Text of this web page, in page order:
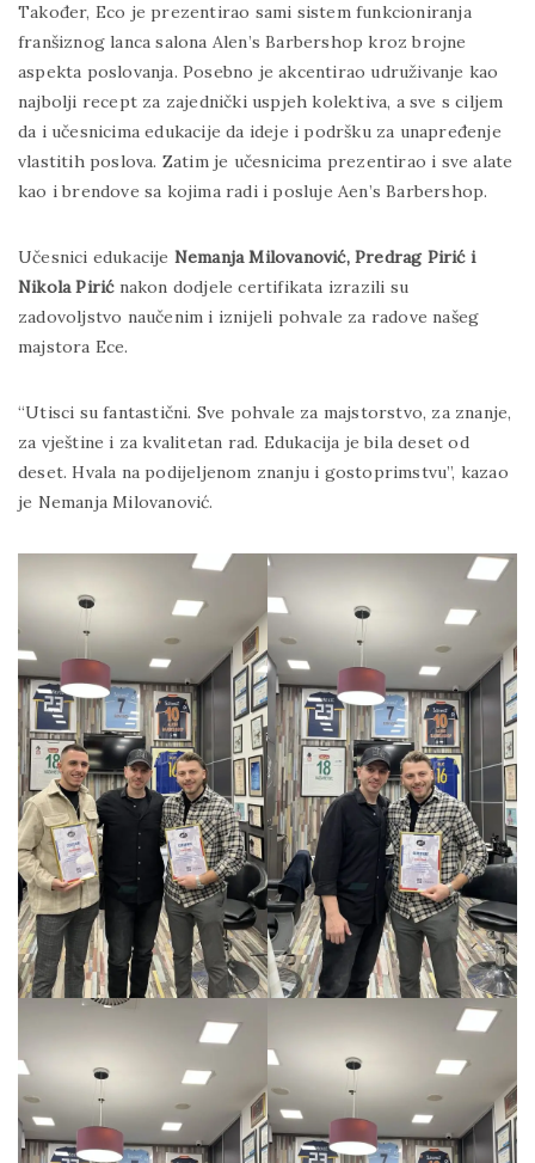
Također, Eco je prezentirao sami sistem funkcioniranja
franšiznog lanca salona Alen’s Barbershop kroz brojne
aspekta poslovanja. Posebno je akcentirao udruživanje kao
najbolji recept za zajednički uspjeh kolektiva, a sve s ciljem
da i učesnicima edukacije da ideje i podršku za unapređenje
vlastitih poslova. Zatim je učesnicima prezentirao i sve alate
kao i brendove sa kojima radi i posluje Aen’s Barbershop.
Učesnici edukacije Nemanja Milovanović, Predrag Pirić i
Nikola Pirićnakon dodjele certifikata izrazili su
zadovoljstvo naučenim i iznijeli pohvale za radove našeg
majstora Ece.
“Utisci su fantastični. Sve pohvale za majstorstvo, za znanje,
za vještine i za kvalitetan rad. Edukacija je bila deset od
deset. Hvala na podijeljenom znanju i gostoprimstvu”, kazao
je Nemanja Milovanović.